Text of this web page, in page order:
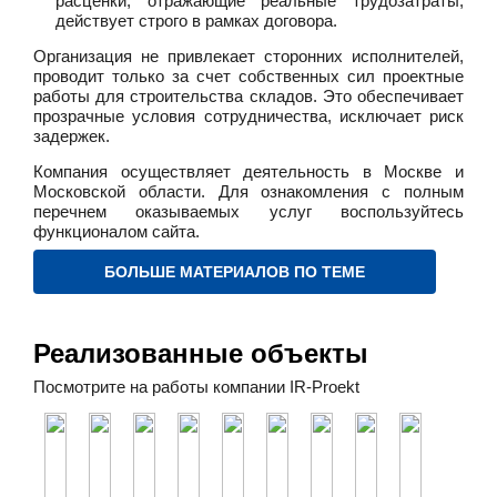
действует строго в рамках договора.
Организация не привлекает сторонних исполнителей,
проводит только за счет собственных сил проектные
работы для строительства складов. Это обеспечивает
прозрачные условия сотрудничества, исключает риск
задержек.
Компания осуществляет деятельность в Москве и
Московской области. Для ознакомления с полным
перечнем оказываемых услуг воспользуйтесь
функционалом сайта.
БОЛЬШЕ МАТЕРИАЛОВ ПО ТЕМЕ
Реализованные объекты
Посмотрите на работы компании IR-Proekt